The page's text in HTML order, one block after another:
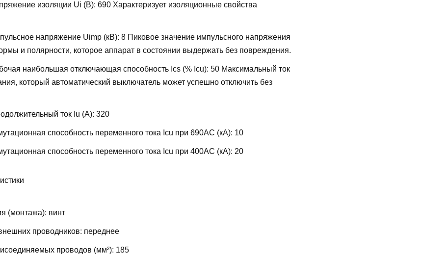
изоляции Ui (В): 690 Характеризует изоляционные свойства
напряжение Uimp (кВ): 8 Пиковое значение импульсного напряжения
и полярности, которое аппарат в состоянии выдержать без повреждения.
наибольшая отключающая способность Ics (% Icu): 50 Максимальный ток
который автоматический выключатель может успешно отключить без
ток Iu (А): 320
способность переменного тока Icu при 690AC (кА): 10
способность переменного тока Icu при 400АС (кА): 20
(монтажа): винт
проводников: переднее
проводов (мм²): 185